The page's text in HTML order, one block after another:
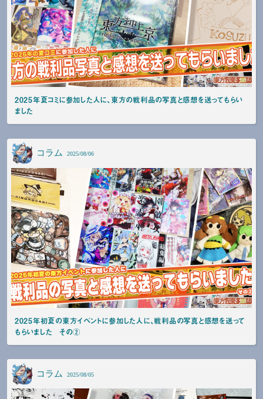
2025年夏コミに参加した人に、東方の戦利品の写真と感想を送ってもらい
ました
コラム 2025/08/06
2025年初夏の東方イベントに参加した人に、戦利品の写真と感想を送って
もらいました その②
コラム 2025/08/05